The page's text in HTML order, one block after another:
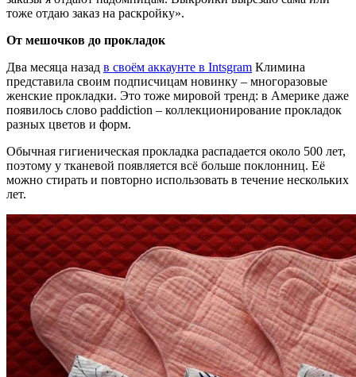
тоже отдаю заказ на раскройку».
От мешочков до прокладок
Два месяца назад в своём аккаунте в Intsgram Климина
представила своим подписчицам новинку – многоразовые
женские прокладки. Это тоже мировой тренд: в Америке даже
появилось слово paddiction – коллекционирование прокладок
разных цветов и форм.
Обычная гигиеническая прокладка распадается около 500 лет,
поэтому у тканевой появляется всё больше поклонниц. Её
можно стирать и повторно использовать в течение нескольких
лет.